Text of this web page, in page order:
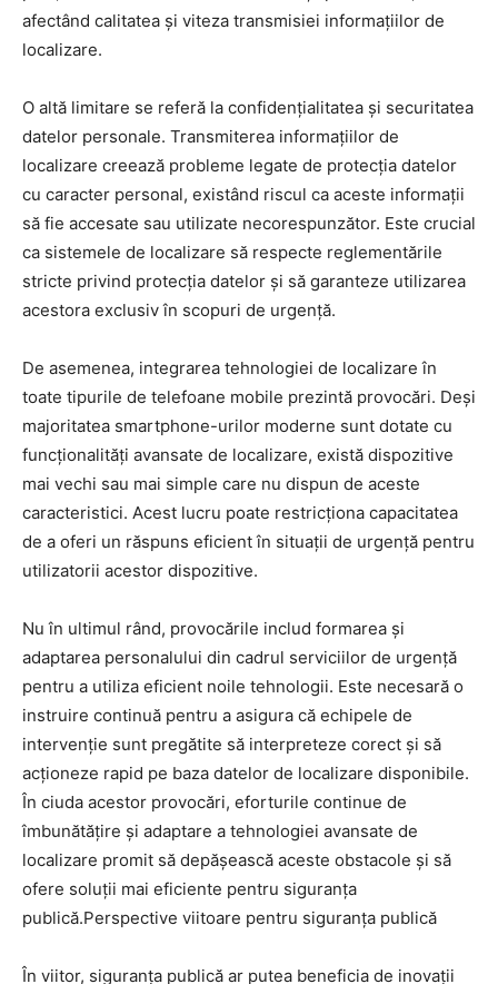
afectând calitatea și viteza transmisiei informațiilor de
localizare.
O altă limitare se referă la confidențialitatea și securitatea
datelor personale. Transmiterea informațiilor de
localizare creează probleme legate de protecția datelor
cu caracter personal, existând riscul ca aceste informații
să fie accesate sau utilizate necorespunzător. Este crucial
ca sistemele de localizare să respecte reglementările
stricte privind protecția datelor și să garanteze utilizarea
acestora exclusiv în scopuri de urgență.
De asemenea, integrarea tehnologiei de localizare în
toate tipurile de telefoane mobile prezintă provocări. Deși
majoritatea smartphone-urilor moderne sunt dotate cu
funcționalități avansate de localizare, există dispozitive
mai vechi sau mai simple care nu dispun de aceste
caracteristici. Acest lucru poate restricționa capacitatea
de a oferi un răspuns eficient în situații de urgență pentru
utilizatorii acestor dispozitive.
Nu în ultimul rând, provocările includ formarea și
adaptarea personalului din cadrul serviciilor de urgență
pentru a utiliza eficient noile tehnologii. Este necesară o
instruire continuă pentru a asigura că echipele de
intervenție sunt pregătite să interpreteze corect și să
acționeze rapid pe baza datelor de localizare disponibile.
În ciuda acestor provocări, eforturile continue de
îmbunătățire și adaptare a tehnologiei avansate de
localizare promit să depășească aceste obstacole și să
ofere soluții mai eficiente pentru siguranța
publică.Perspective viitoare pentru siguranța publică
În viitor, siguranța publică ar putea beneficia de inovații